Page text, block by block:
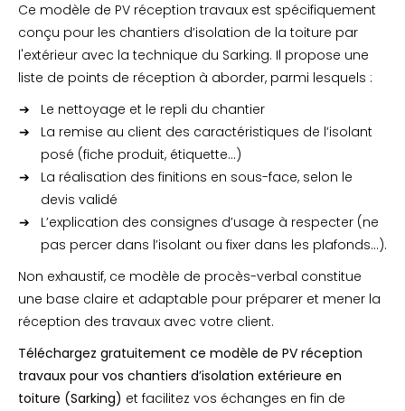
Ce modèle de PV réception travaux est spécifiquement
conçu pour les chantiers d’isolation de la toiture par
l'extérieur avec la technique du Sarking. Il propose une
liste de points de réception à aborder, parmi lesquels :
Le nettoyage et le repli du chantier
La remise au client des caractéristiques de l’isolant
posé (fiche produit, étiquette…)
La réalisation des finitions en sous-face, selon le
devis validé
L’explication des consignes d’usage à respecter (ne
pas percer dans l’isolant ou fixer dans les plafonds…).
Non exhaustif, ce modèle de procès-verbal constitue
une base claire et adaptable pour préparer et mener la
réception des travaux avec votre client.
Téléchargez gratuitement ce modèle de PV réception
travaux pour vos chantiers d’isolation extérieure en
toiture (Sarking) et facilitez vos échanges en fin de